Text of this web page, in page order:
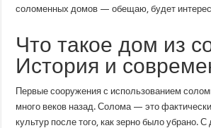
соломенных домов — обещаю, будет
Что такое дом из
История и
Первые сооружения с использованием
много веков назад. Солома — это
культур после того, как зерно было убрано.